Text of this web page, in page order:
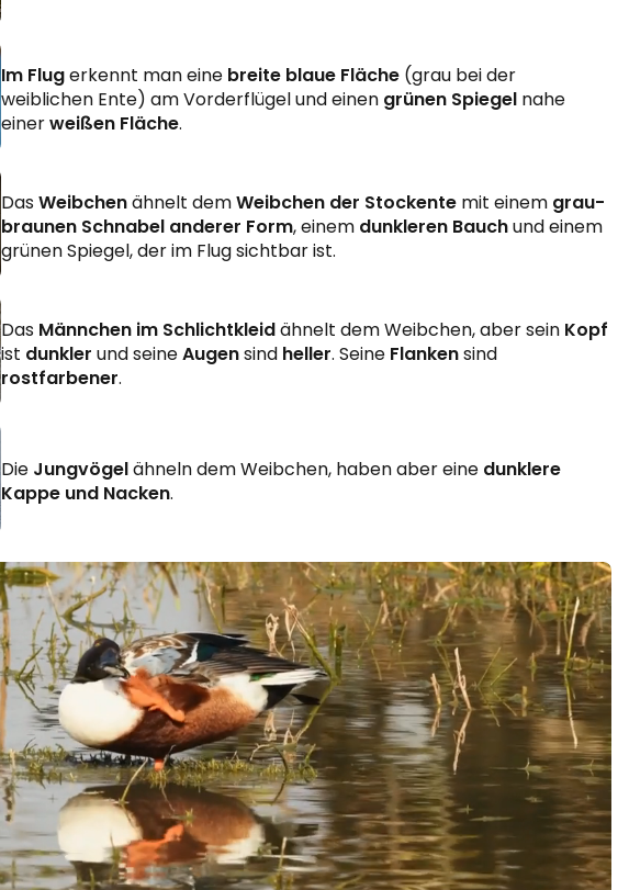
Im Flugerkennt man eine breite blaue Fläche (grau bei der
weiblichen Ente) am Vorderflügel und einen grünen Spiegel nahe
einerweißen Fläche.
DasWeibchenähnelt demWeibchen der Stockente mit einem grau-
braunen Schnabel anderer Form, einem dunkleren Bauchund einem
grünen Spiegel, der im Flug sichtbar ist.
Das Männchen im Schlichtkleidähnelt dem Weibchen, aber sein Kopf
ist dunkler und seineAugensind heller. Seine Flankensind
rostfarbener.
Die Jungvögelähneln dem Weibchen, haben aber eine dunklere
Kappe und Nacken.